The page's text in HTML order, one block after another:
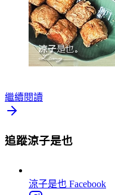
繼續閱讀
追蹤涼子是也
涼子是也 Facebook